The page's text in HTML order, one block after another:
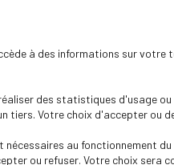
à des informations sur
des statistiques d'usage
Votre choix d'accepter ou
au fonctionnement
ou refuser. Votre choix sera